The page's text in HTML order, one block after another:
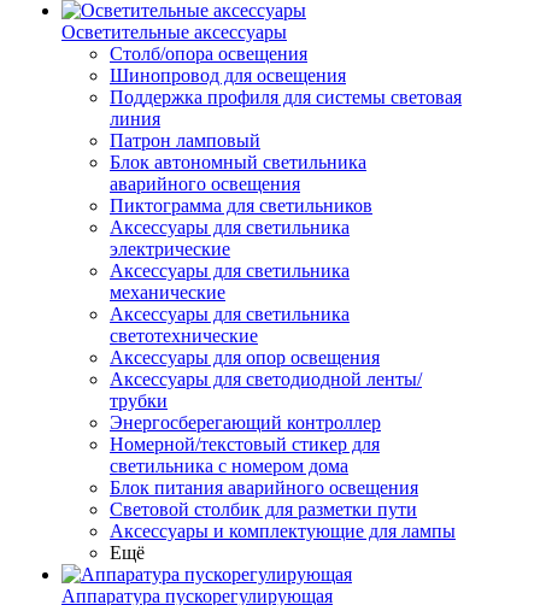
Осветительные аксессуары
Столб/опора освещения
Шинопровод для освещения
Поддержка профиля для системы световая
линия
Патрон ламповый
Блок автономный светильника
аварийного освещения
Пиктограмма для светильников
Аксессуары для светильника
электрические
Аксессуары для светильника
механические
Аксессуары для светильника
светотехнические
Аксессуары для опор освещения
Аксессуары для светодиодной ленты/
трубки
Энергосберегающий контроллер
Номерной/текстовый стикер для
светильника с номером дома
Блок питания аварийного освещения
Световой столбик для разметки пути
Аксессуары и комплектующие для лампы
Ещё
Аппаратура пускорегулирующая